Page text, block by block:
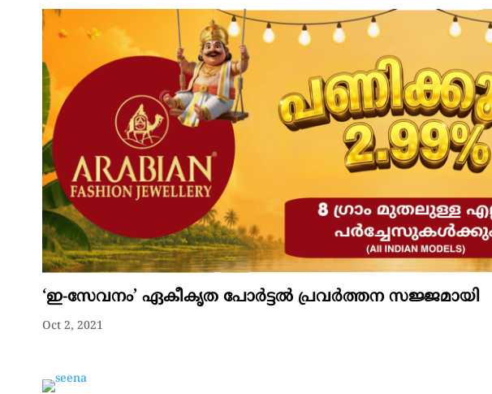
‘ഇ-സേവനം’ ഏകീകൃത പോർട്ടൽ പ്രവർത്തന സജ്ജമായി
Oct 2, 2021